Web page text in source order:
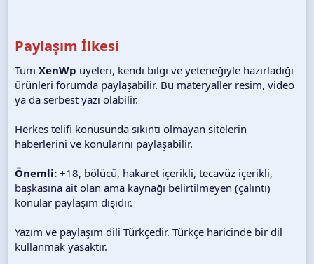
Paylaşım İlkesi
Tüm XenWp üyeleri, kendi bilgi ve yeteneğiyle hazırladığı
ürünleri forumda paylaşabilir. Bu materyaller resim, video
ya da serbest yazı olabilir.
Herkes telifi konusunda sıkıntı olmayan sitelerin
haberlerini ve konularını paylaşabilir.
Önemli: +18, bölücü, hakaret içerikli, tecavüz içerikli,
başkasına ait olan ama kaynağı belirtilmeyen (çalıntı)
konular paylaşım dışıdır.
Yazım ve paylaşım dili Türkçedir. Türkçe haricinde bir dil
kullanmak yasaktır.